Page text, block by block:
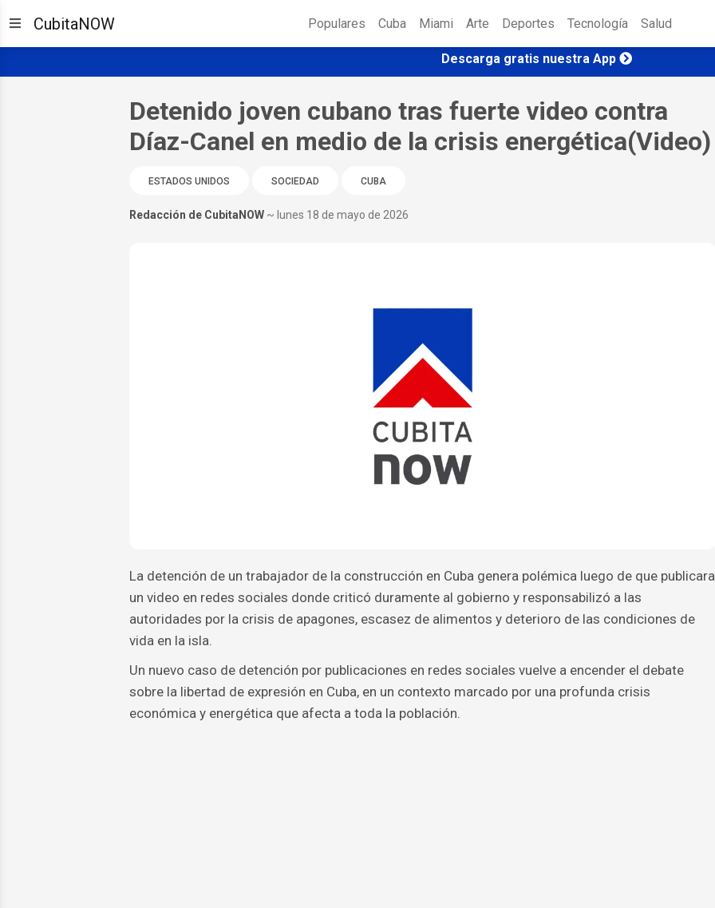
CubitaNOW Populares Cuba Miami Arte Deportes Tecnología Salud
Descarga gratis nuestra App
Detenido joven cubano tras fuerte video contra
Díaz-Canel en medio de la crisis energética(Video)
ESTADOS UNIDOS SOCIEDAD CUBA
Redacción de CubitaNOW ~ lunes 18 de mayo de 2026
La detención de un trabajador de la construcción en Cuba genera polémica luego de que publicara
un video en redes sociales donde criticó duramente al gobierno y responsabilizó a las
autoridades por la crisis de apagones, escasez de alimentos y deterioro de las condiciones de
vida en la isla.
Un nuevo caso de detención por publicaciones en redes sociales vuelve a encender el debate
sobre la libertad de expresión en Cuba, en un contexto marcado por una profunda crisis
económica y energética que afecta a toda la población.